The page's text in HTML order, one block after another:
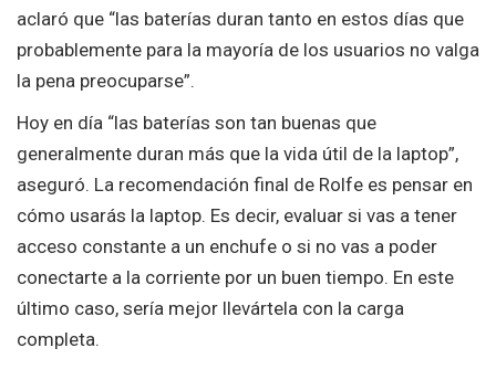
aclaró que “las baterías duran tanto en estos días que
probablemente para la mayoría de los usuarios no valga
la pena preocuparse”.
Hoy en día “las baterías son tan buenas que
generalmente duran más que la vida útil de la laptop”,
aseguró. La recomendación final de Rolfe es pensar en
cómo usarás la laptop. Es decir, evaluar si vas a tener
acceso constante a un enchufe o si no vas a poder
conectarte a la corriente por un buen tiempo. En este
último caso, sería mejor llevártela con la carga
completa.